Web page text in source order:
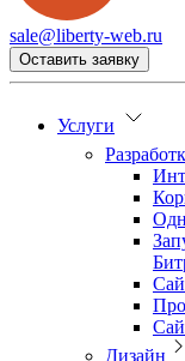
sale@liberty-web.ru
Оставить заявку
Услуги
Дизайн